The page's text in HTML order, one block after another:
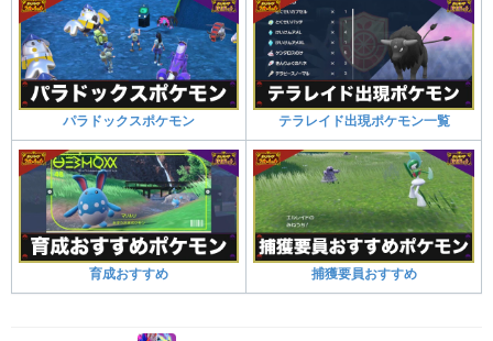
パラドックスポケモン テラレイド出現ポケモン一覧
育成おすすめ 捕獲要員おすすめ